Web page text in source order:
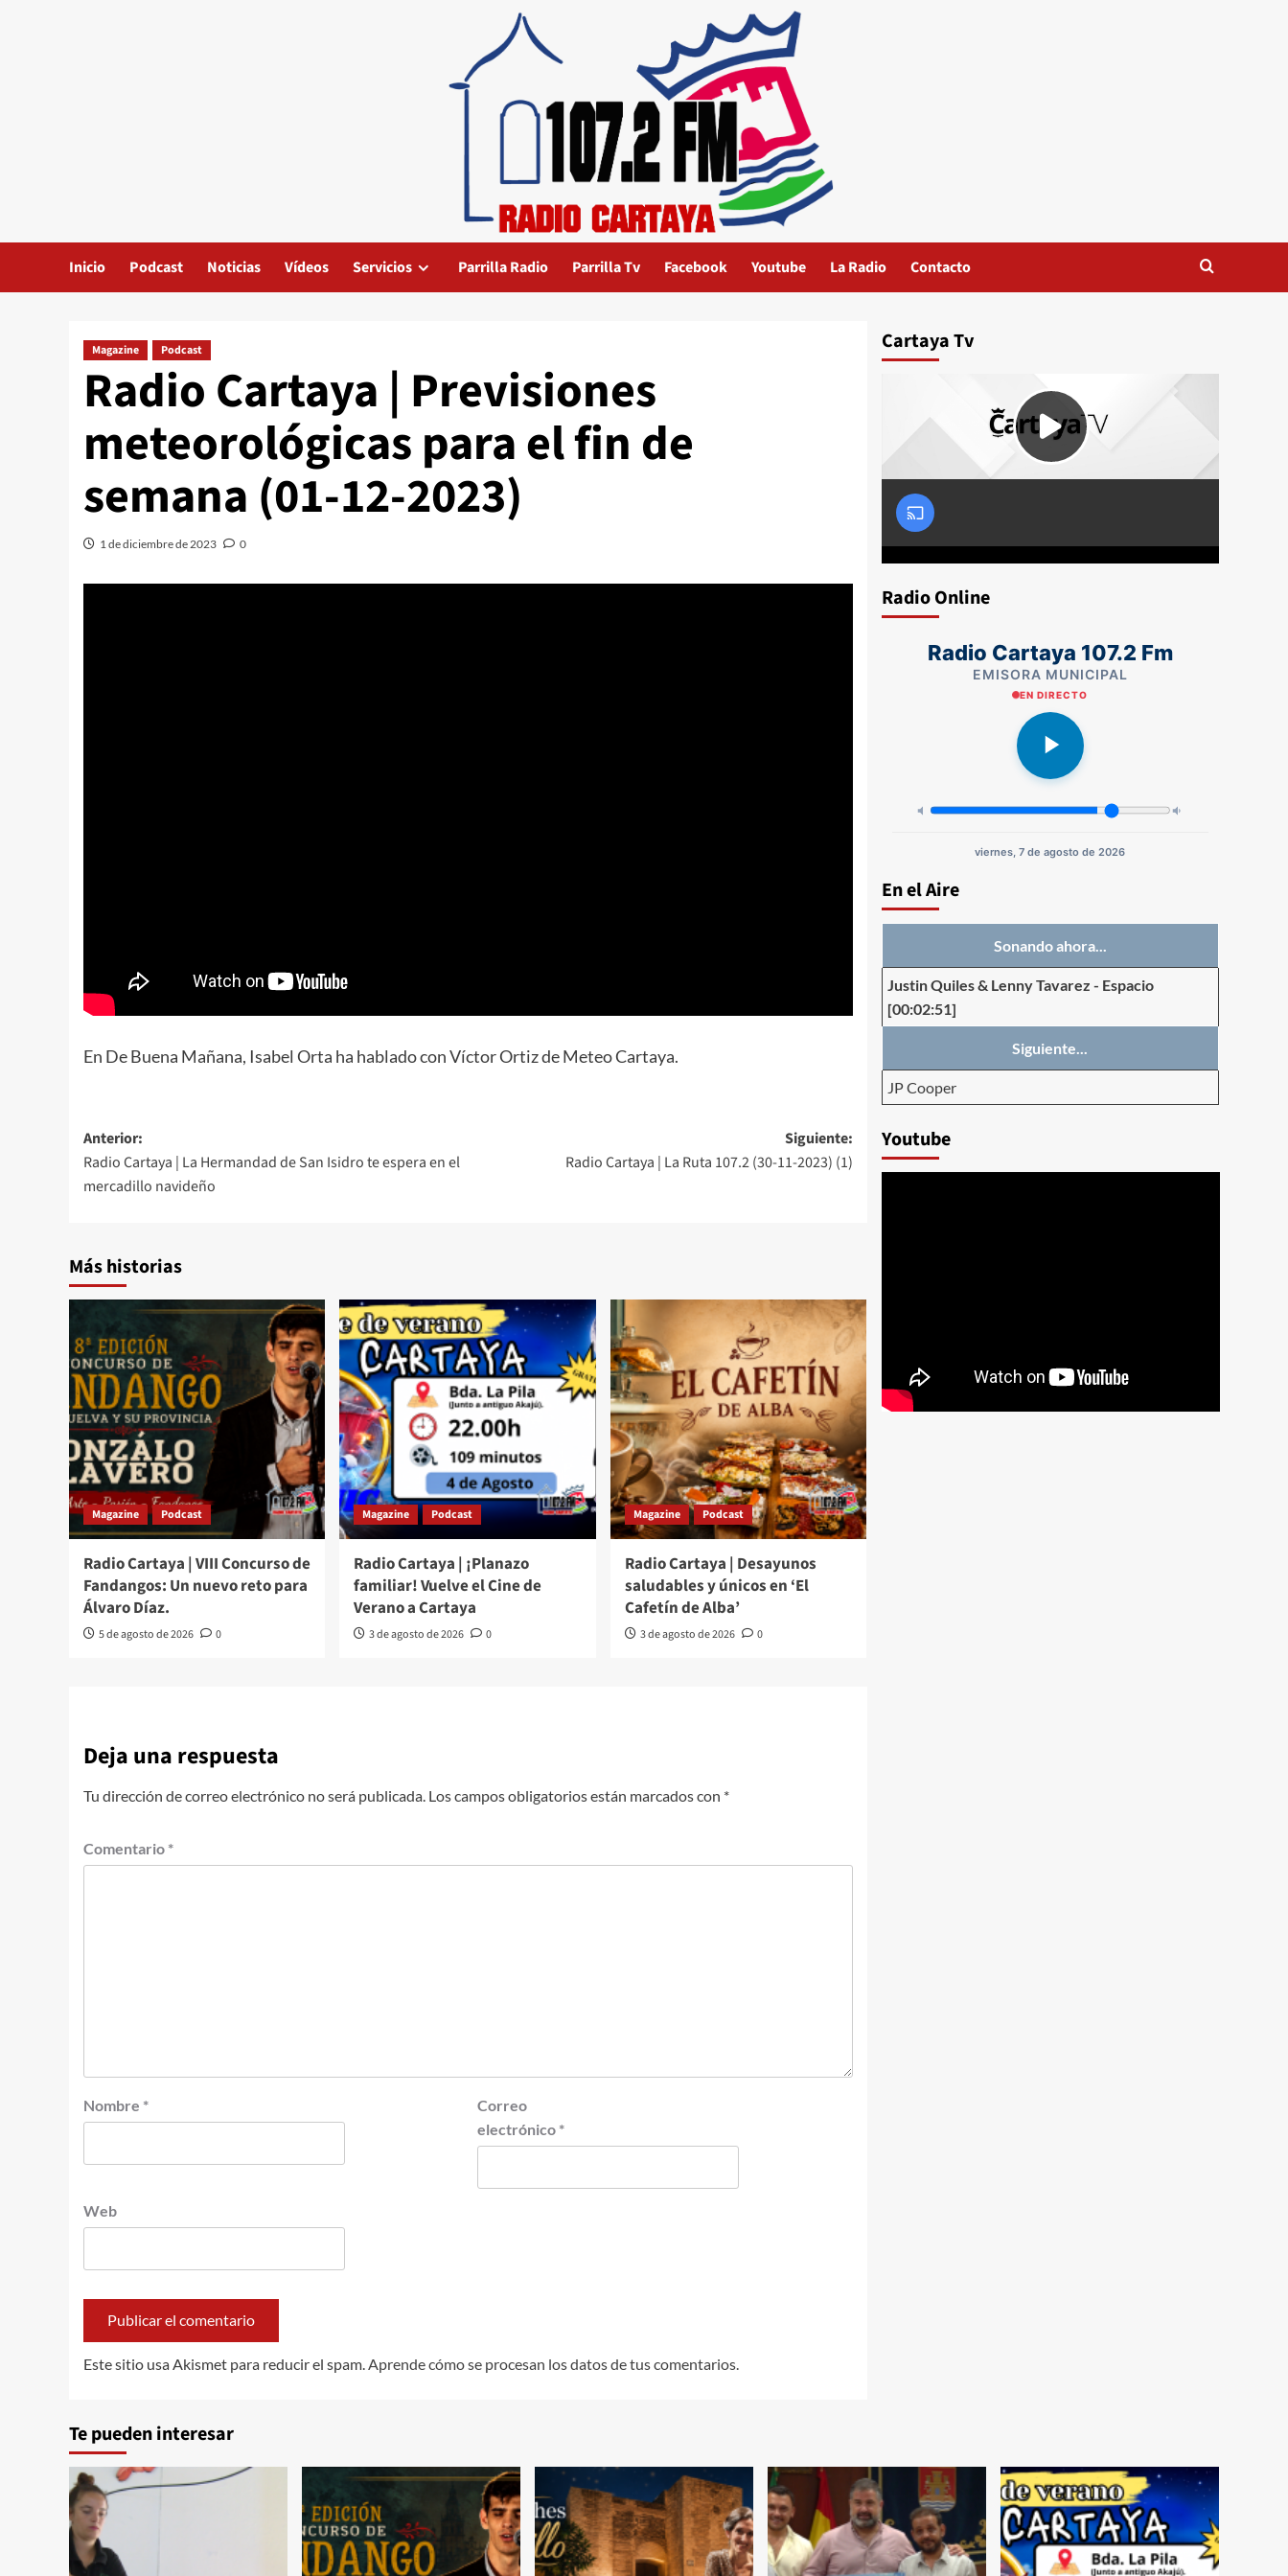
Inicio Podcast Noticias Vídeos Servicios Parrilla Radio Parrilla Tv Facebook Youtube La Radio Contacto
Magazine Podcast
Radio Cartaya | Previsiones
meteorológicas para el fin de
semana (01-12-2023)
1 de diciembre de 2023 0
En De Buena Mañana, Isabel Orta ha hablado con Víctor Ortiz de Meteo Cartaya.
Anterior:
Radio Cartaya | La Hermandad de San Isidro te espera en el
mercadillo navideño
Siguiente:
Radio Cartaya | La Ruta 107.2 (30-11-2023) (1)
Más historias
Magazine Podcast
Radio Cartaya | VIII Concurso de
Fandangos: Un nuevo reto para
Álvaro Díaz.
5 de agosto de 2026 0
Magazine Podcast
Radio Cartaya | ¡Planazo
familiar! Vuelve el Cine de
Verano a Cartaya
3 de agosto de 2026 0
Magazine Podcast
Radio Cartaya | Desayunos
saludables y únicos en ‘El
Cafetín de Alba’
3 de agosto de 2026 0
Deja una respuesta
Tu dirección de correo electrónico no será publicada. Los campos obligatorios están marcados con *
Comentario *
Nombre *
Correo
electrónico *
Web
Este sitio usa Akismet para reducir el spam. Aprende cómo se procesan los datos de tus comentarios.
Cartaya Tv
Radio Online
Radio Cartaya 107.2 Fm
EMISORA MUNICIPAL
EN DIRECTO
viernes, 7 de agosto de 2026
En el Aire
Sonando ahora...
Justin Quiles & Lenny Tavarez - Espacio
[00:02:51]
Siguiente...
JP Cooper
Youtube
Te pueden interesar